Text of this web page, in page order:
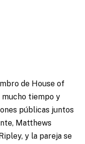
de House of
mucho tiempo y
públicas juntos
Matthews
y la pareja se